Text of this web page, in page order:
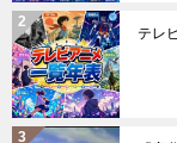
テレ